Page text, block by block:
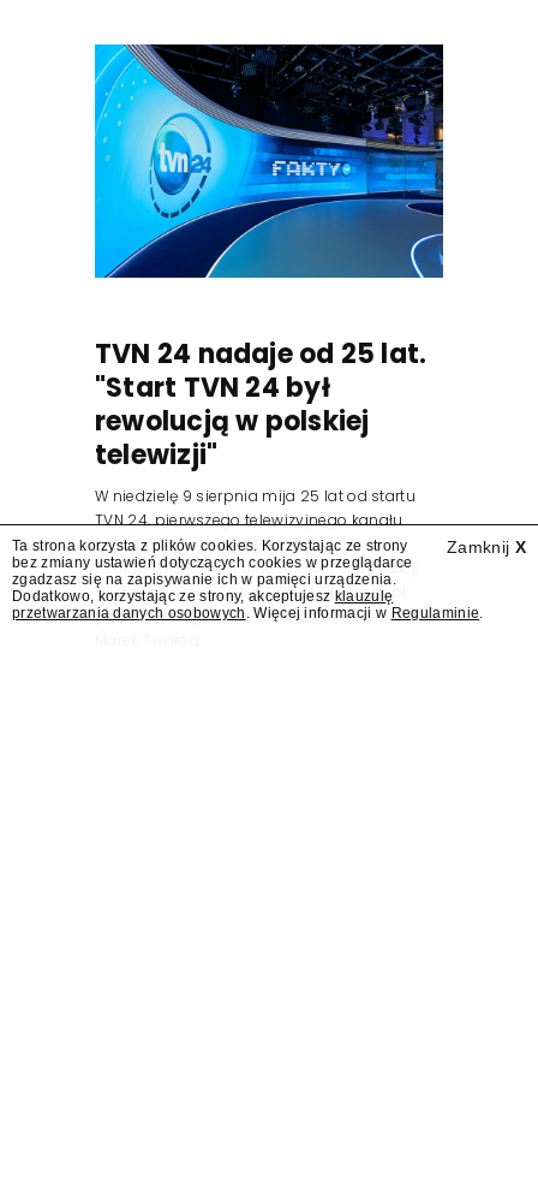
TVN 24 nadaje od 25 lat.
"Start TVN 24 był
rewolucją w polskiej
telewizji"
W niedzielę 9 sierpnia mija 25 lat od startu
TVN 24, pierwszego telewizyjnego kanału
informacyjnego w Polsce. Na ten dzień
zaplanowano finał urodzinowej trasy stacji
"Jesteśmy stąd". 25 lat TVN 24 dla Press.pl
podsumowują Jarosław Kuźniar, Tomasz Lis i
Zamknij X
Ta strona korzysta z plików cookies. Korzystając ze strony
bez zmiany ustawień dotyczących cookies w przeglądarce
zgadzasz się na zapisywanie ich w pamięci urządzenia.
Dodatkowo, korzystając ze strony, akceptujesz klauzulę
przetwarzania danych osobowych . Więcej informacji w Regulaminie.